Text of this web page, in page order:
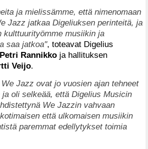
ja mielissämme, että nimenomaan
Jazz jatkaa Digeliuksen perinteitä, ja
kulttuurityömme musiikin ja
saa jatkoa", toteavat Digelius
Petri Rannikko ja hallituksen
Veijo.
Jazz ovat jo vuosien ajan tehneet
oli selkeää, että Digelius Musicin
We Jazzin vahvaan
että ulkomaisen musiikin
paremmat edellytykset toimia